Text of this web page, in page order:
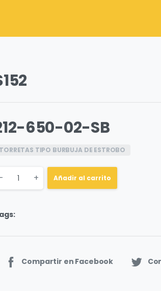
152
650-02-SB
TORRETAS TIPO BURBUJA DE ESTROBO
Quantity
- + Añadir al carrito
Compartir en Facebook